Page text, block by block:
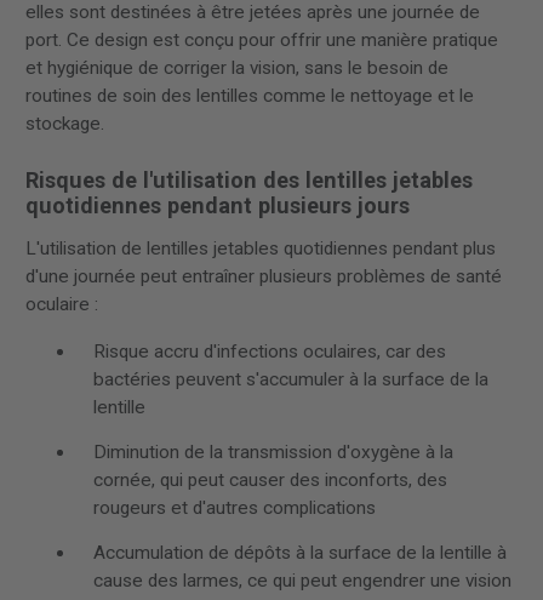
elles sont destinées à être jetées après une journée de
port. Ce design est conçu pour offrir une manière pratique
et hygiénique de corriger la vision, sans le besoin de
routines de soin des lentilles comme le nettoyage et le
stockage.
Risques de l'utilisation des lentilles jetables
quotidiennes pendant plusieurs jours
L'utilisation de lentilles jetables quotidiennes pendant plus
d'une journée peut entraîner plusieurs problèmes de santé
oculaire :
Risque accru d'infections oculaires, car des
bactéries peuvent s'accumuler à la surface de la
lentille
Diminution de la transmission d'oxygène à la
cornée, qui peut causer des inconforts, des
rougeurs et d'autres complications
Accumulation de dépôts à la surface de la lentille à
cause des larmes, ce qui peut engendrer une vision